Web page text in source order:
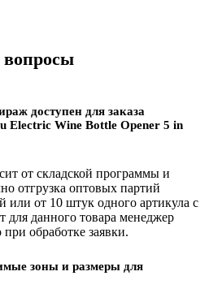
вопросы
доступен для заказа
Electric Wine Bottle Opener 5 in
от складской программы и
отгрузка оптовых партий
или от 10 штук одного артикула с
данного товара менеджер
обработке заявки.
зоны и размеры для